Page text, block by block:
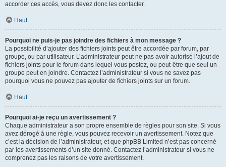
accorder ces accès, vous devez donc les contacter.
Haut
Pourquoi ne puis-je pas joindre des fichiers à mon message ?
La possibilité d’ajouter des fichiers joints peut être accordée par forum, par
groupe, ou par utilisateur. L’administrateur peut ne pas avoir autorisé l’ajout de
fichiers joints pour le forum dans lequel vous postez, ou peut-être que seul un
groupe peut en joindre. Contactez l’administrateur si vous ne savez pas
pourquoi vous ne pouvez pas ajouter de fichiers joints sur un forum.
Haut
Pourquoi ai-je reçu un avertissement ?
Chaque administrateur a son propre ensemble de règles pour son site. Si vous
avez dérogé à une règle, vous pouvez recevoir un avertissement. Notez que
c’est la décision de l’administrateur, et que phpBB Limited n’est pas concerné
par les avertissements d’un site donné. Contactez l’administrateur si vous ne
comprenez pas les raisons de votre avertissement.